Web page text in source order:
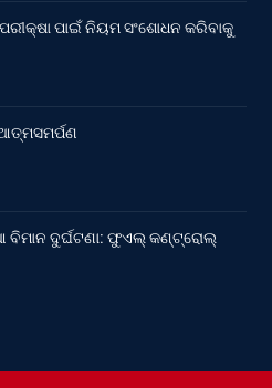
ପାଇଁ ନିୟମ ସଂଶୋଧନ କରିବାକୁ
ଦୁର୍ଘଟଣା: ଫୁଏଲ୍‌ କଣ୍ଟ୍ରୋଲ୍‌